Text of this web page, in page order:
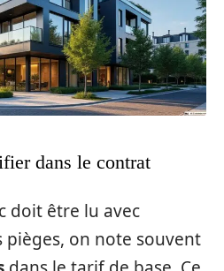
dans le contrat
doit être lu avec
on note souvent